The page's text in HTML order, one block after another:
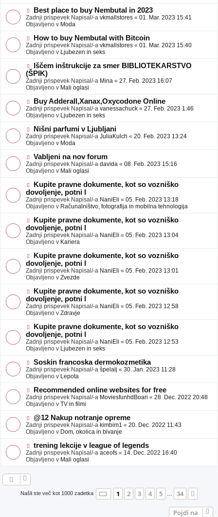
e
e
o
b
j
a
v
e
N
o
v
e
o
b
j
a
v
e
Best place to buy Nembutal in 2023
Zadnji prispevek Napisal/-a vkmallstores « 01. Mar. 2023 15:41
Objavljeno v Moda
N
o
v
e
o
b
j
a
v
e
How to buy Nembutal with Bitcoin
Zadnji prispevek Napisal/-a vkmallstores « 01. Mar. 2023 15:40
Objavljeno v Ljubezen in seks
N
o
v
e
o
b
j
a
v
e
Iščem inštrukcije za smer BIBLIOTEKARSTVO
(ŠPIK)
Zadnji prispevek Napisal/-a Mina « 27. Feb. 2023 16:07
Objavljeno v Mali oglasi
N
o
v
e
o
b
j
a
v
e
Buy Adderall,Xanax,Oxycodone Online
Zadnji prispevek Napisal/-a vanessachuck « 27. Feb. 2023 1:46
Objavljeno v Ljubezen in seks
N
o
v
e
o
b
j
a
v
e
Nišni parfumi v Ljubljani
Zadnji prispevek Napisal/-a JuliaKulch « 20. Feb. 2023 13:24
Objavljeno v Moda
N
o
v
e
o
b
j
a
v
e
Vabljeni na nov forum
Zadnji prispevek Napisal/-a davida « 08. Feb. 2023 15:16
Objavljeno v Mali oglasi
N
o
v
e
o
b
a
v
e
Kupite pravne dokumente, kot so vozniško
dovoljenje, potni l
Zadnji prispevek Napisal/-a NaniEli « 05. Feb. 2023 13:18
Objavljeno v Računalništvo, fotografija in mobilna tehnologija
N
o
v
e
o
b
a
v
e
Kupite pravne dokumente, kot so vozniško
dovoljenje, potni l
Zadnji prispevek Napisal/-a NaniEli « 05. Feb. 2023 13:04
Objavljeno v Kariera
N
o
v
e
o
b
a
v
e
Kupite pravne dokumente, kot so vozniško
dovoljenje, potni l
Zadnji prispevek Napisal/-a NaniEli « 05. Feb. 2023 13:01
Objavljeno v Zvezde
N
o
v
e
o
b
a
v
e
Kupite pravne dokumente, kot so vozniško
dovoljenje, potni l
Zadnji prispevek Napisal/-a NaniEli « 05. Feb. 2023 12:58
Objavljeno v Zdravje
N
o
v
e
o
b
j
a
v
e
Kupite pravne dokumente, kot so vozniško
dovoljenje, potni l
Zadnji prispevek Napisal/-a NaniEli « 05. Feb. 2023 12:53
Objavljeno v Ljubezen in seks
N
o
v
e
o
b
j
a
v
e
Soskin francoska dermokozmetika
Zadnji prispevek Napisal/-a špelalj « 30. Jan. 2023 11:28
Objavljeno v Lepota
N
o
v
e
o
b
j
a
v
e
Recommended online websites for free
Zadnji prispevek Napisal/-a MoviesfunhdBoari « 28. Dec. 2022 20:48
Objavljeno v TV in filmi
N
o
v
e
o
b
j
a
@12 Nakup notranje opreme
Zadnji prispevek Napisal/-a kimbim1 « 20. Dec. 2022 11:43
Objavljeno v Dom, okolica in bivanje
N
o
v
e
a
trening lekcije v league of legends
Zadnji prispevek Napisal/-a aceofs « 14. Dec. 2022 16:40
Objavljeno v Mali oglasi
Našli ste več kot 1000 zadetka Stran 1od34
1 2 3 4 5 … 34
Pojdi na